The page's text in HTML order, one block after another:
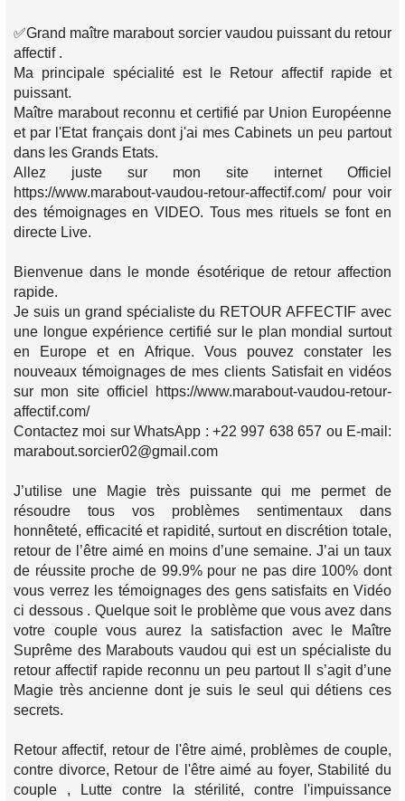
✅Grand maître marabout sorcier vaudou puissant du retour
affectif .
Ma principale spécialité est le Retour affectif rapide et
puissant.
Maître marabout reconnu et certifié par Union Européenne
et par l'Etat français dont j'ai mes Cabinets un peu partout
dans les Grands Etats.
Allez juste sur mon site internet Officiel
https://www.marabout-vaudou-retour-affectif.com/ pour voir
des témoignages en VIDEO. Tous mes rituels se font en
directe Live.
Bienvenue dans le monde ésotérique de retour affection
rapide.
Je suis un grand spécialiste du RETOUR AFFECTIF avec
une longue expérience certifié sur le plan mondial surtout
en Europe et en Afrique. Vous pouvez constater les
nouveaux témoignages de mes clients Satisfait en vidéos
sur mon site officiel https://www.marabout-vaudou-retour-
affectif.com/
Contactez moi sur WhatsApp : +22 997 638 657 ou E-mail:
marabout.sorcier02@gmail.com
J’utilise une Magie très puissante qui me permet de
résoudre tous vos problèmes sentimentaux dans
honnêteté, efficacité et rapidité, surtout en discrétion totale,
retour de l’être aimé en moins d’une semaine. J’ai un taux
de réussite proche de 99.9% pour ne pas dire 100% dont
vous verrez les témoignages des gens satisfaits en Vidéo
ci dessous . Quelque soit le problème que vous avez dans
votre couple vous aurez la satisfaction avec le Maître
Suprême des Marabouts vaudou qui est un spécialiste du
retour affectif rapide reconnu un peu partout Il s’agit d’une
Magie très ancienne dont je suis le seul qui détiens ces
secrets.
Retour affectif, retour de l'être aimé, problèmes de couple,
contre divorce, Retour de l'être aimé au foyer, Stabilité du
couple , Lutte contre la stérilité, contre l'impuissance